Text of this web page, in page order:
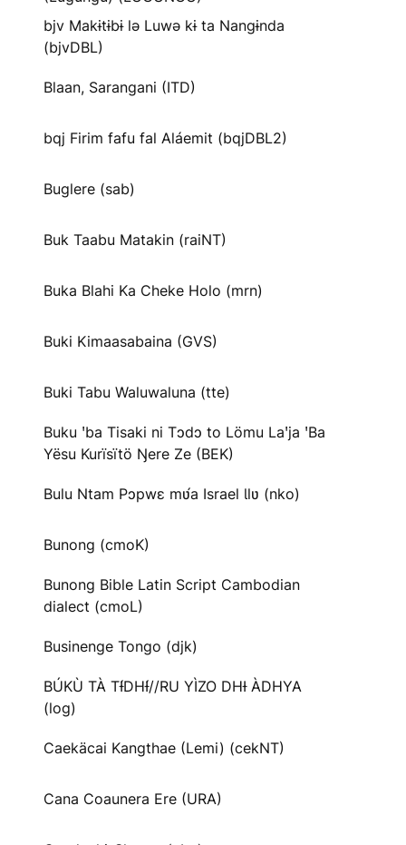
bjv Makɨtɨbɨ lə Luwə kɨ ta Nangɨnda
(bjvDBL)
Blaan, Sarangani (ITD)
bqj Firim fafu fal Aláemit (bqjDBL2)
Buglere (sab)
Buk Taabu Matakin (raiNT)
Buka Blahi Ka Cheke Holo (mrn)
Buki Kimaasabaina (GVS)
Buki Tabu Waluwaluna (tte)
Buku ꞌba Tisaki ni Tɔdɔ to Lömu Laꞌja ꞌBa
Yësu Kurïsïtö Ŋere Ze (BEK)
Bulu Ntam Pɔpwɛ mʋ́a Israel Ɩlʋ (nko)
Bunong (cmoK)
Bunong Bible Latin Script Cambodian
dialect (cmoL)
Businenge Tongo (djk)
BÚKÙ TÀ TƗ́DHƗ́//RU YÌZO DHƗ ÀDHYA
(log)
Caekäcai Kangthae (Lemi) (cekNT)
Cana Coaunera Ere (URA)